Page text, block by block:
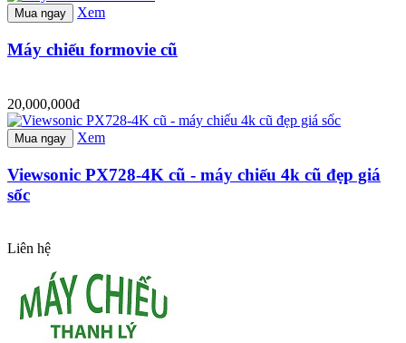
Mua ngay Xem
Máy chiếu formovie cũ
20,000,000đ
Mua ngay Xem
Viewsonic PX728-4K cũ - máy chiếu 4k cũ đẹp giá
sốc
Liên hệ